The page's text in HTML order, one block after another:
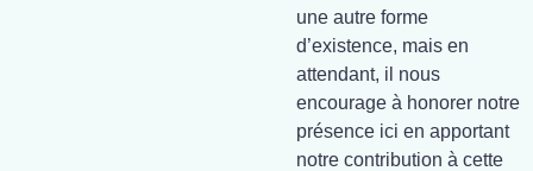
une autre forme
d’existence, mais en
attendant, il nous
encourage à honorer notre
présence ici en apportant
notre contribution à cette